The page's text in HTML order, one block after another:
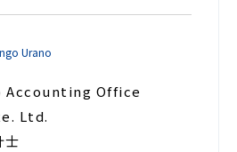
Urano
Accounting Office
Ltd.
士